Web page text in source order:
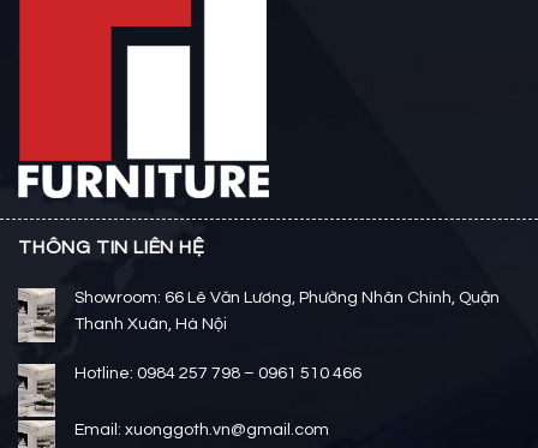
THÔNG TIN LIÊN HỆ
Showroom: 66 Lê Văn Lương, Phường Nhân Chính, Quận
Thanh Xuân, Hà Nội
Hotline: 0984 257 798 – 0961 510 466
Email: xuonggoth.vn@gmail.com